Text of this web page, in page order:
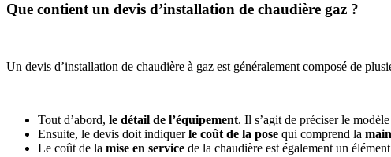
Que contient un devis d’installation de chaudière gaz ?
Un devis d’installation de chaudière à gaz est généralement composé de
Tout d’abord, le détail de l’équipement. Il s’agit de préciser le
Ensuite, le devis doit indiquerle coût de la pose qui comprend la
Le coût de la mise en service de la chaudière est également un